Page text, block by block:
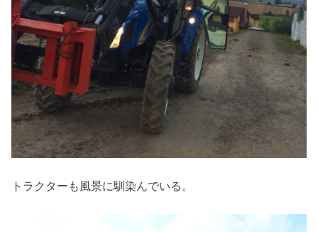
トラクターも風景に馴染んでいる。